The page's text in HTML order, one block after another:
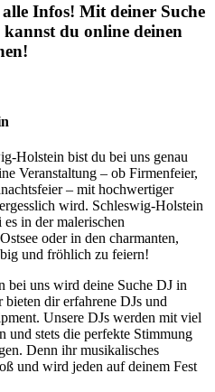
Infos! Mit deiner Suche
du online deinen
Holstein bist du bei uns genau
Veranstaltung – ob Firmenfeier,
– mit hochwertiger
wird. Schleswig-Holstein
in der malerischen
oder in den charmanten,
und fröhlich zu feiern!
bei uns wird deine Suche DJ in
dir erfahrene DJs und
Unsere DJs werden mit viel
und stets die perfekte Stimmung
Denn ihr musikalisches
und wird jeden auf deinem Fest